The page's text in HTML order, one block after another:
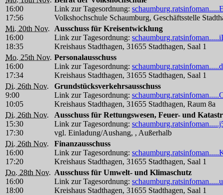
16:00
17:56
Link zur Tagesordnung:
Volkshochschule Schaumburg, Geschäftsstelle
Mi. 20th Nov.
16:00
18:35
Ausschuss für Kreisentwicklung
Link zur Tagesordnung:
Kreishaus Stadthagen, 31655 Stadthagen, Saal 1
Mo. 25th Nov.
16:00
17:34
Personalausschuss
Link zur Tagesordnung:
Kreishaus Stadthagen, 31655 Stadthagen, Saal 1
Di. 26th Nov.
9:00
10:05
Grundstücksverkehrsausschuss
Link zur Tagesordnung:
Kreishaus Stadthagen, 31655 Stadthagen, Raum 8a
Di. 26th Nov.
15:30
17:30
Ausschuss für Rettungswesen, Feuer- und
Link zur Tagesordnung:
vgl. Einladung/Aushang, , Außerhalb
Di. 26th Nov.
16:00
17:20
Finanzausschuss
Link zur Tagesordnung:
Kreishaus Stadthagen, 31655 Stadthagen, Saal 1
Do. 28th Nov.
16:00
18:00
Ausschuss für Umwelt- und Klimaschutz
Link zur Tagesordnung:
Kreishaus Stadthagen, 31655 Stadthagen, Saal 1